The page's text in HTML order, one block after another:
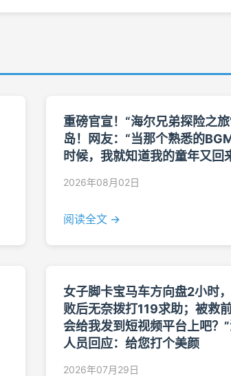
重磅官宣！“海尔兄弟探险之
岛！网友：“当那个熟悉的
时候，我就知道我的童年又回
2026年08月02日
阅读全文 →
女子脚卡宝马车方向盘2小时
败后无奈拨打119求助；被救
会给我发到短视频平台上吧？
人员回应：给您打个美颜
2026年07月29日